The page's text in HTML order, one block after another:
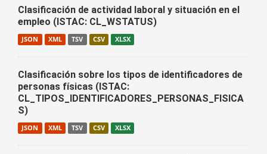
Clasificación de actividad laboral y situación en el
empleo (ISTAC: CL_WSTATUS)
JSON XML TSV CSV XLSX
Clasificación sobre los tipos de identificadores de
personas físicas (ISTAC:
CL_TIPOS_IDENTIFICADORES_PERSONAS_FISICA
S)
JSON XML TSV CSV XLSX